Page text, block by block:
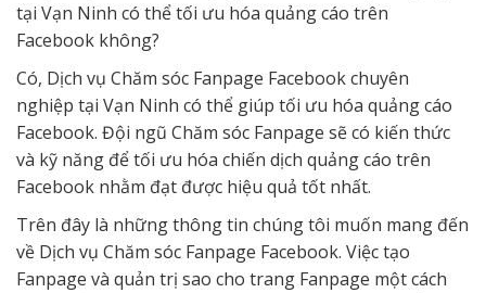
tại Vạn Ninh có thể tối ưu hóa quảng cáo trên
Facebook không?
Có, Dịch vụ Chăm sóc Fanpage Facebook chuyên
nghiệp tại Vạn Ninh có thể giúp tối ưu hóa quảng cáo
Facebook. Đội ngũ Chăm sóc Fanpage sẽ có kiến thức
và kỹ năng để tối ưu hóa chiến dịch quảng cáo trên
Facebook nhằm đạt được hiệu quả tốt nhất.
Trên đây là những thông tin chúng tôi muốn mang đến
về Dịch vụ Chăm sóc Fanpage Facebook. Việc tạo
Fanpage và quản trị sao cho trang Fanpage một cách